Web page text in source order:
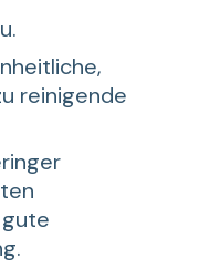
reinigende